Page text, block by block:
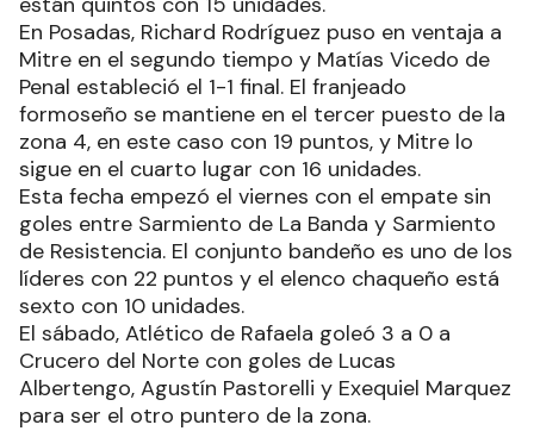
En Posadas, Richard Rodríguez puso en ventaja a
Mitre en el segundo tiempo y Matías Vicedo de
Penal estableció el 1-1 final. El franjeado
formoseño se mantiene en el tercer puesto de la
zona 4, en este caso con 19 puntos, y Mitre lo
sigue en el cuarto lugar con 16 unidades.
Esta fecha empezó el viernes con el empate sin
goles entre Sarmiento de La Banda y Sarmiento
de Resistencia. El conjunto bandeño es uno de los
líderes con 22 puntos y el elenco chaqueño está
sexto con 10 unidades.
El sábado, Atlético de Rafaela goleó 3 a 0 a
Crucero del Norte con goles de Lucas
Albertengo, Agustín Pastorelli y Exequiel Marquez
para ser el otro puntero de la zona.